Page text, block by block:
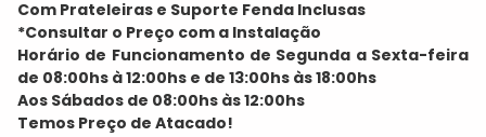
Com Prateleiras e Suporte Fenda Inclusas
*Consultar o Preço com a Instalação
Horário de Funcionamento de Segunda a Sexta-feira
de 08:00hs à 12:00hs e de 13:00hs às 18:00hs
Aos Sábados de 08:00hs às 12:00hs
Temos Preço de Atacado!